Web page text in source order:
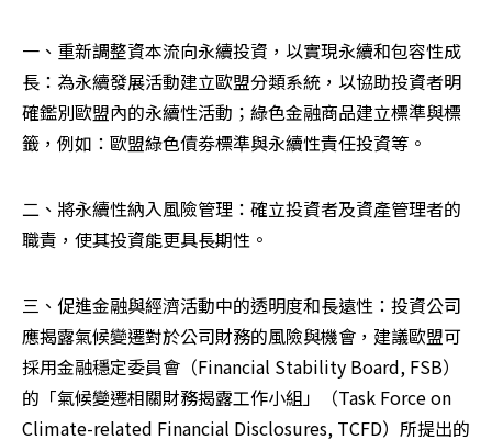
一、重新調整資本流向永續投資，以實現永續和包容性成
長：為永續發展活動建立歐盟分類系統，以協助投資者明
確鑑別歐盟內的永續性活動；綠色金融商品建立標準與標
籤，例如：歐盟綠色債劵標準與永續性責任投資等。
二、將永續性納入風險管理：確立投資者及資產管理者的
職責，使其投資能更具長期性。
三、促進金融與經濟活動中的透明度和長遠性：投資公司
應揭露氣候變遷對於公司財務的風險與機會，建議歐盟可
採用金融穩定委員會（Financial Stability Board, FSB）
的「氣候變遷相關財務揭露工作小組」（Task Force on
Climate-related Financial Disclosures, TCFD）所提出的